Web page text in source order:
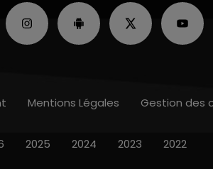
Mentions Légales Gestion des
2025 2024 2023 2022